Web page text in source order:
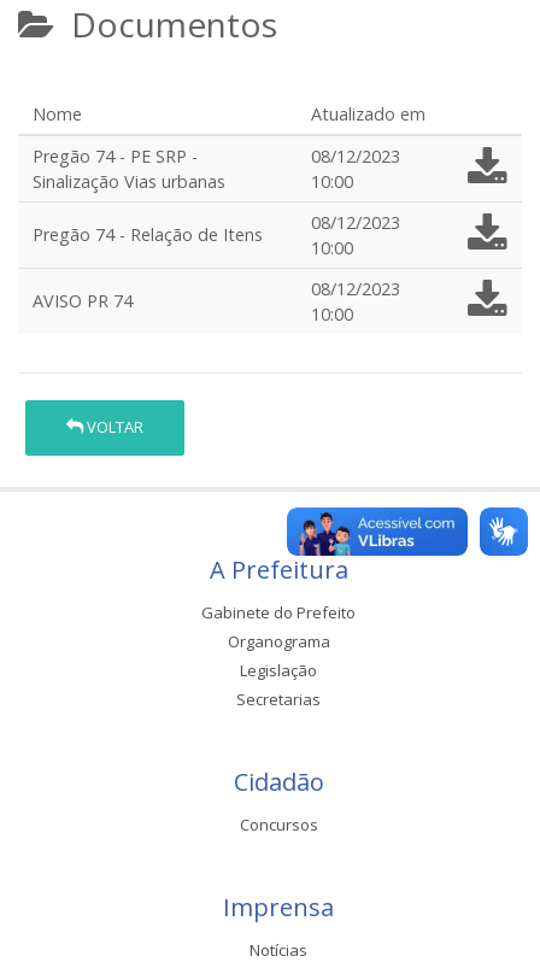
Documentos
Nome
Atualizado em
Pregão 74 - PE SRP -
Sinalização Vias urbanas
08/12/2023
10:00
Pregão 74 - Relação de Itens
08/12/2023
10:00
AVISO PR 74
08/12/2023
10:00
VOLTAR
A Prefeitura
Gabinete do Prefeito
Organograma
Legislação
Secretarias
Cidadão
Concursos
Imprensa
Notícias